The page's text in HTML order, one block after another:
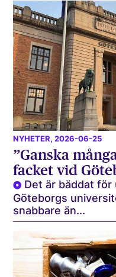
NYHETER, 2026-06-25
”Ganska
facket vid
Det är bäddat för
Göteborgs
snabbare än...